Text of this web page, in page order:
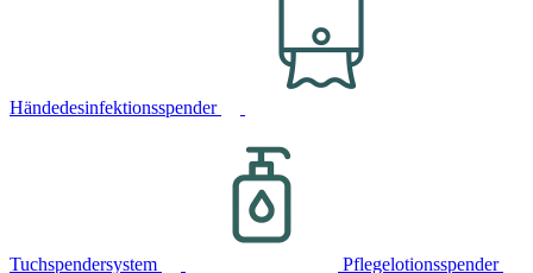
Händedesinfektionsspender
Tuchspendersystem Pflegelotionsspender